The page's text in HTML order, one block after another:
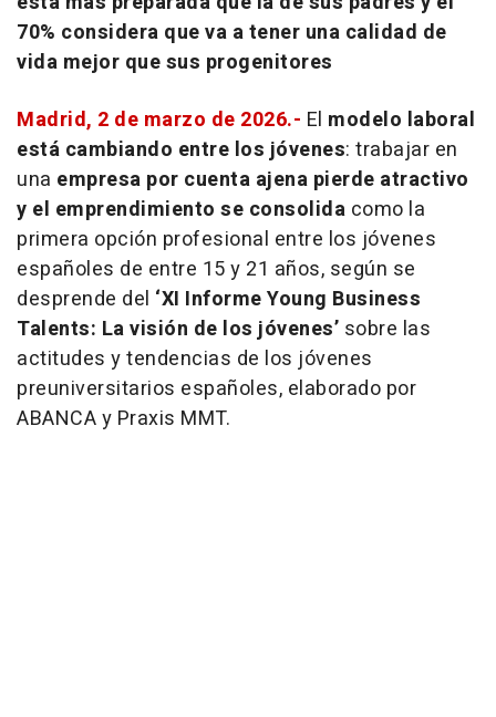
70% considera que va a tener una calidad de
vida mejor que sus progenitores
Madrid, 2 de marzo de 2026.- El modelo laboral
está cambiando entre los jóvenes: trabajar en
una empresa por cuenta ajena pierde atractivo
y el emprendimiento se consolida como la
primera opción profesional entre los jóvenes
españoles de entre 15 y 21 años, según se
desprende del ‘XI Informe Young Business
Talents: La visión de los jóvenes’ sobre las
actitudes y tendencias de los jóvenes
preuniversitarios españoles, elaborado por
ABANCA y Praxis MMT.